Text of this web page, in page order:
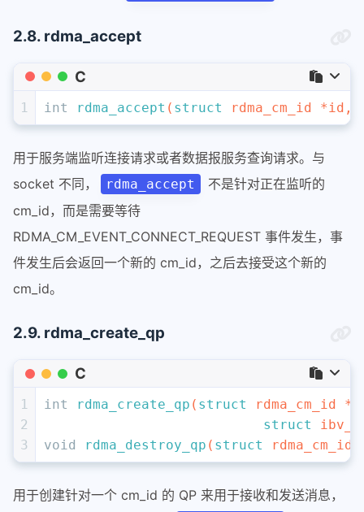
2.8. rdma_accept
C
1 int rdma_accept ( struct rdma_cm_id *id,
用于服务端监听连接请求或者数据报服务查询请求。与
socket 不同，
rdma_accept
不是针对正在监听的
cm_id，而是需要等待
RDMA_CM_EVENT_CONNECT_REQUEST 事件发生，事
件发生后会返回一个新的 cm_id，之后去接受这个新的
cm_id。
2.9. rdma_create_qp
C
1
2
3
int rdma_create_qp ( struct
rdma_cm_id
struct
void
rdma_destroy_qp ( struct
用于创建针对一个 cm_id 的 QP 来用于接收和发送消息，